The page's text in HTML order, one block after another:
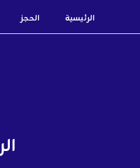
الرئيسية الحجز